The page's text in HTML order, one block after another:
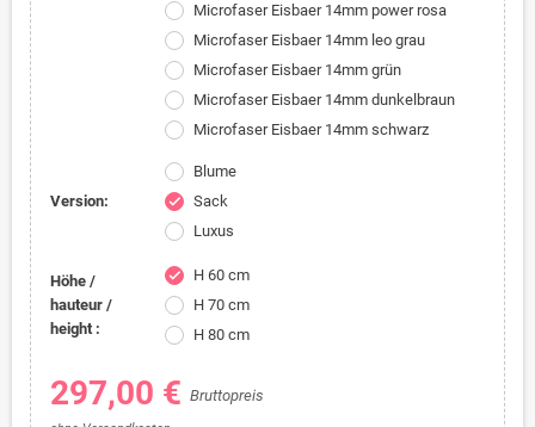
Microfaser Eisbaer 14mm power rosa
Microfaser Eisbaer 14mm leo grau
Microfaser Eisbaer 14mm grün
Microfaser Eisbaer 14mm dunkelbraun
Microfaser Eisbaer 14mm schwarz
Version:
Blume
check
Sack
Luxus
Höhe /
hauteur /
height :
check
H 60 cm
H 70 cm
H 80 cm
297,00 € Bruttopreis